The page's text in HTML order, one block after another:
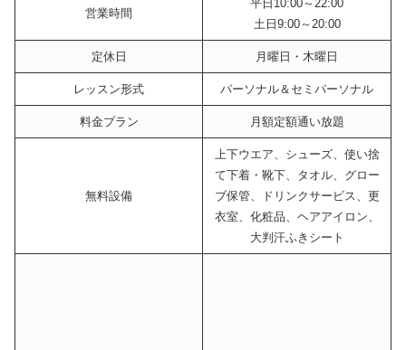
営業時間
平日10:00～22:00
土日9:00～20:00
定休日 月曜日・木曜日
レッスン形式 パーソナル＆セミパーソナル
料金プラン 月額定額通い放題
無料設備
上下ウエア、シューズ、使い捨
て下着・靴下、タオル、グロー
ブ保管、ドリンクサービス、更
衣室、化粧品、ヘアアイロン、
大判汗ふきシート